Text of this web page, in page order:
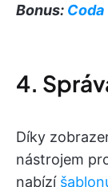
Bonus:
4.
Díky
nástrojem
nabízí